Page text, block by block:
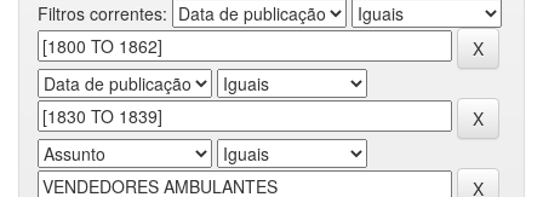
Filtros correntes: